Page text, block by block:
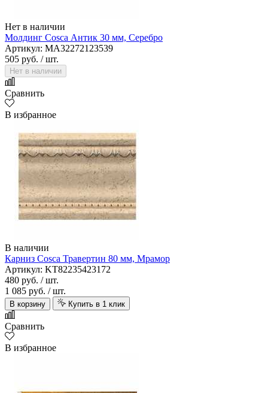
Нет в наличии
Молдинг Cosca Антик 30 мм, Серебро
Артикул: MA32272123539
505 руб. / шт.
Нет в наличии
Сравнить
В избранное
В наличии
Карниз Cosca Травертин 80 мм, Мрамор
Артикул: KT82235423172
480 руб. / шт.
1 085 руб. / шт.
В корзину Купить в 1 клик
Сравнить
В избранное